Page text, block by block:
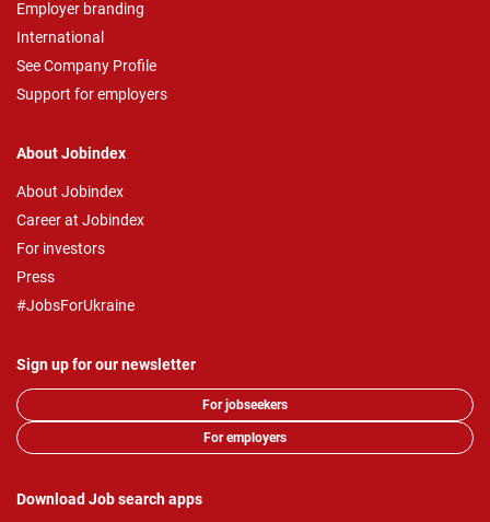
Employer branding
International
See Company Profile
Support for employers
About Jobindex
About Jobindex
Career at Jobindex
For investors
Press
#JobsForUkraine
Sign up for our newsletter
For jobseekers
For employers
Download Job search apps